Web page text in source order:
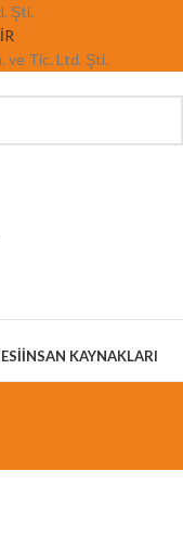
Şti.
ve Tic. Ltd. Şti.
İNSAN KAYNAKLARI